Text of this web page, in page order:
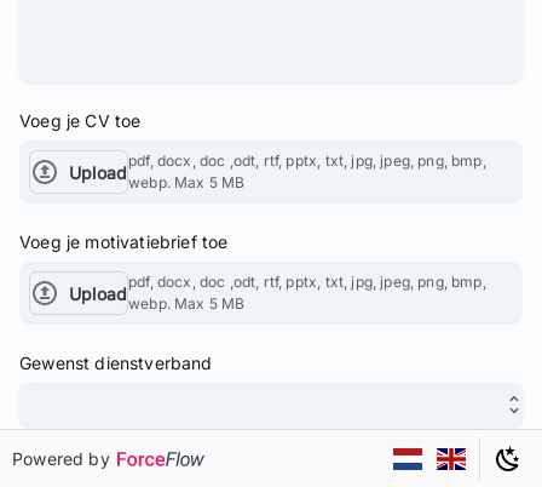
Voeg je CV toe
Upload
pdf, docx, doc ,odt, rtf, pptx, txt, jpg, jpeg, png, bmp,
webp. Max 5 MB
Voeg je motivatiebrief toe
Upload
pdf, docx, doc ,odt, rtf, pptx, txt, jpg, jpeg, png, bmp,
webp. Max 5 MB
Gewenst dienstverband
Gewenst aantal uren per week
Powered by